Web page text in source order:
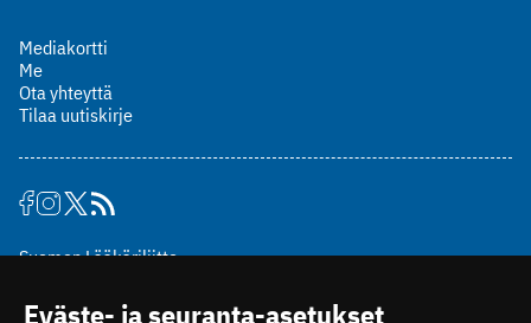
Mediakortti
Me
Ota yhteyttä
Tilaa uutiskirje
Suomen Lääkäriliitto
00510 Helsinki
Eväste- ja seuranta-asetukset